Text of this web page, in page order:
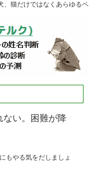
、猫だけではなくあらゆるペ
ない。困難が降
もやる気をだしましょ